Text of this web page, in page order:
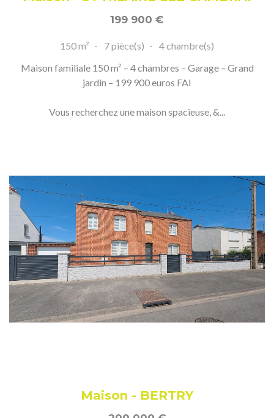
199 900 €
150 m² 7 pièce(s)
4 chambre(s)
Maison familiale 150 m² – 4 chambres – Garage – Grand
jardin – 199 900 euros FAI
Vous recherchez une maison spacieuse, &...
Maison - BERTRY